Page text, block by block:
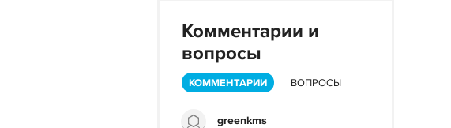
Комментарии и
вопросы
КОММЕНТАРИИ ВОПРОСЫ
greenkms